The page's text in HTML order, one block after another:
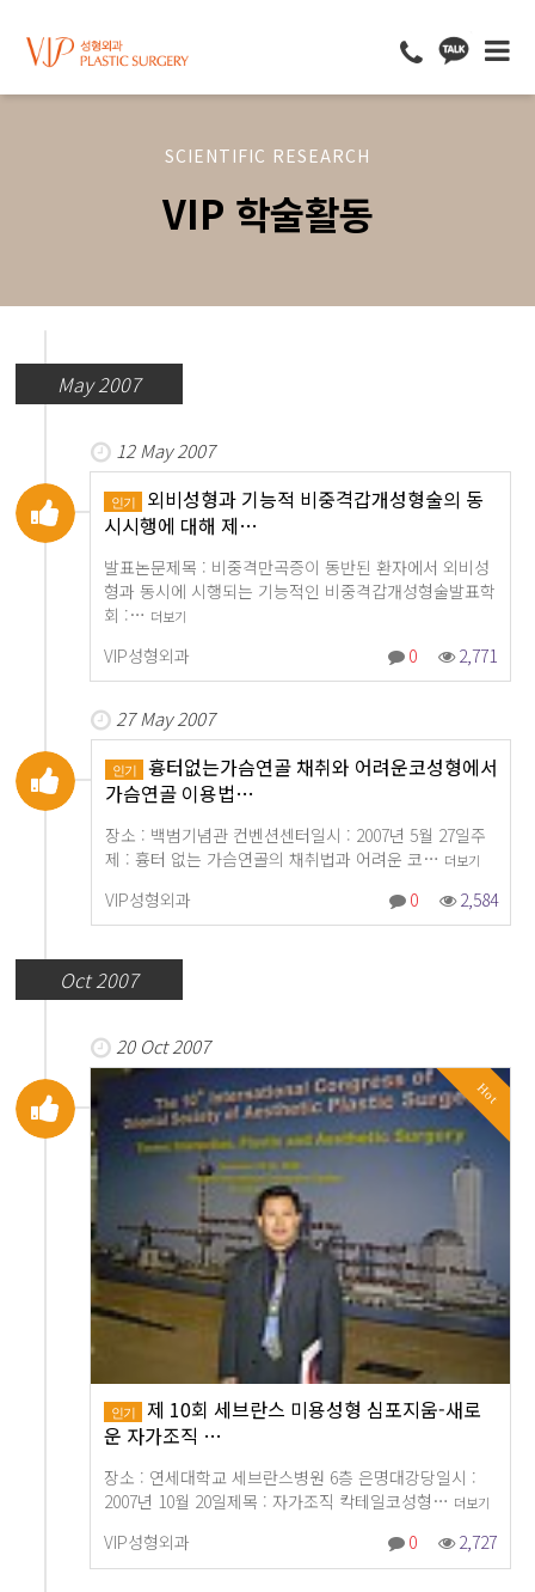
SCIENTIFIC RESEARCH
VIP 학술활동
May 2007
12 May 2007
인기 외비성형과 기능적 비중격갑개성형술의 동
시시행에 대해 제…
발표논문제목 : 비중격만곡증이 동반된 환자에서 외비성
형과 동시에 시행되는 기능적인 비중격갑개성형술발표학
회 :… 더보기
VIP성형외과 0 2,771
27 May 2007
인기 흉터없는가슴연골 채취와 어려운코성형에서
가슴연골 이용법…
장소 : 백범기념관 컨벤션센터일시 : 2007년 5월 27일주
제 : 흉터 없는 가슴연골의 채취법과 어려운 코… 더보기
VIP성형외과 0 2,584
Oct 2007
20 Oct 2007
Hot
인기
제 10회 세브란스 미용성형 심포지움-새로
운 자가조직 …
장소 : 연세대학교 세브란스병원 6층 은명대강당일시 :
2007년 10월 20일제목 : 자가조직 칵테일코성형… 더보기
VIP성형외과 0 2,727